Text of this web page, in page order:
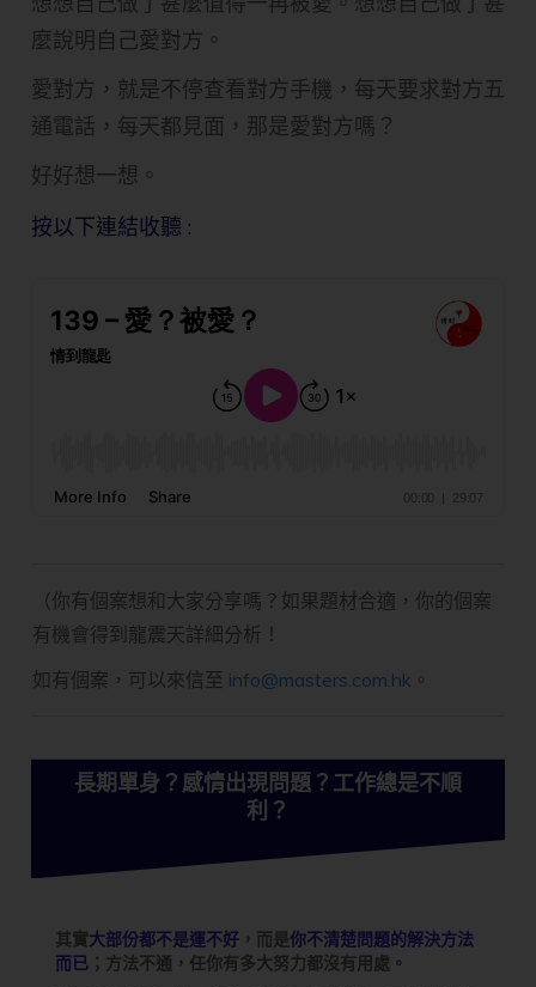
麼說明自己愛對方。
愛對方，就是不停查看對方手機，每天要求對方五
通電話，每天都見面，那是愛對方嗎？
好好想一想。
按以下連結收聽 :
（你有個案想和大家分享嗎？如果題材合適，你的個案
有機會得到龍震天詳細分析！
如有個案，可以來信至 info@masters.com.hk 。
長期單身？感情出現問題？工作總是不順
利？
其實大部份都不是運不好 ，而是你不清楚問題的解決方法
而已 ；方法不通，任你有多大努力都沒有用處。